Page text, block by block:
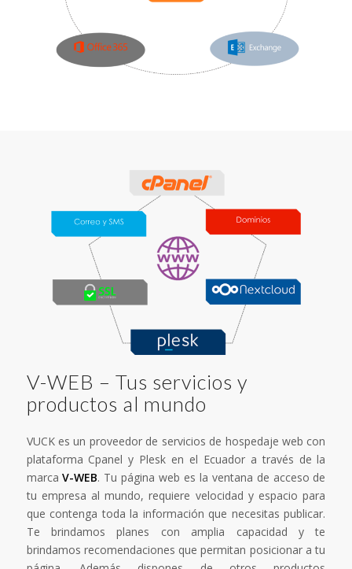
V-WEB – Tus servicios y
productos al mundo
VUCK es un proveedor de servicios de hospedaje web con
plataforma Cpanel y Plesk en el Ecuador a través de la
marcaV-WEB. Tu página web es la ventana de acceso de
tu empresa al mundo, requiere velocidad y espacio para
que contenga toda la información que necesitas publicar.
Te brindamos planes con amplia capacidad y te
brindamos recomendaciones que permitan posicionar a tu